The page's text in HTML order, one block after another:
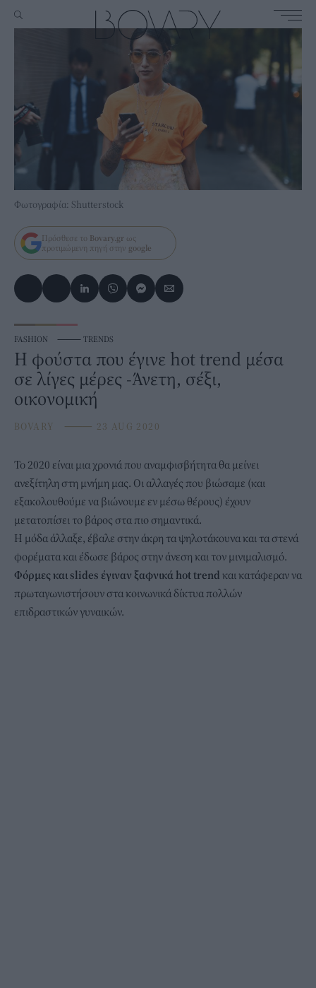
Φωτογραφία: Shutterstock
Πρόσθεσε το Bovary.gr ως
προτιμώμενη πηγή στην google
FASHION ⸻ TRENDS
Η φούστα που έγινε hot trend μέσα
σε λίγες μέρες -Άνετη, σέξι,
οικονομική
BOVARY ⸻ 23 AUG 2020
To 2020 είναι μια χρονιά που αναμφισβήτητα θα μείνει
ανεξίτηλη στη μνήμη μας. Οι αλλαγές που βιώσαμε (και
εξακολουθούμε να βιώνουμε εν μέσω θέρους) έχουν
μετατοπίσει το βάρος στα πιο σημαντικά.
Η μόδα άλλαξε, έβαλε στην άκρη τα ψηλοτάκουνα και τα στενά
φορέματα και έδωσε βάρος στην άνεση και τον μινιμαλισμό.
Φόρμες και slides έγιναν ξαφνικά hot trend και κατάφεραν να
πρωταγωνιστήσουν στα κοινωνικά δίκτυα πολλών
επιδραστικών γυναικών.